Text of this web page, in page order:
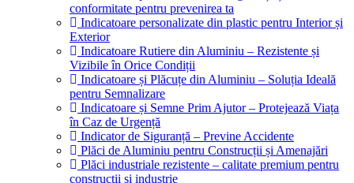
conformitate pentru prevenirea ta
Indicatoare personalizate din plastic pentru Interior și
Exterior
Indicatoare Rutiere din Aluminiu – Rezistente și
Vizibile în Orice Condiții
Indicatoare și Plăcuțe din Aluminiu – Soluția Ideală
pentru Semnalizare
Indicatoare și Semne Prim Ajutor – Protejează Viața
în Caz de Urgență
Indicator de Siguranță – Previne Accidente
Plăci de Aluminiu pentru Construcții și Amenajări
Plăci industriale rezistente – calitate premium pentru
construcții și industrie